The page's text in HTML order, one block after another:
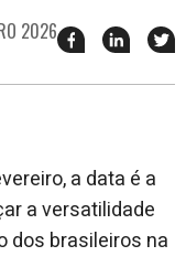
2026 Compartilhar
esse
no
esse
no
a data é a
a versatilidade
dos brasileiros na